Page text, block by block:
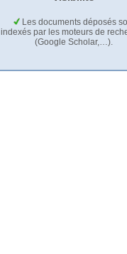
Les documents déposés
indexés par les moteurs de
(Google Scholar,…).